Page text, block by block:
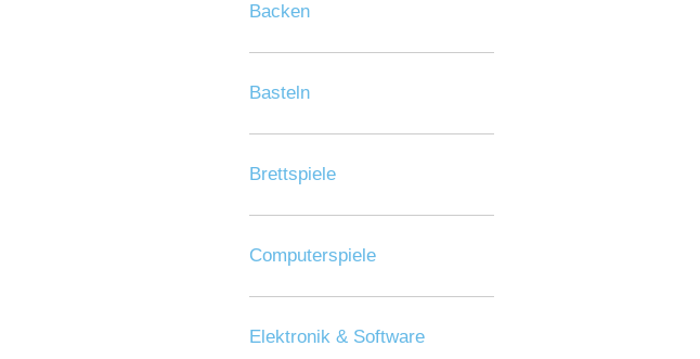
Backen
Basteln
Brettspiele
Computerspiele
Elektronik & Software